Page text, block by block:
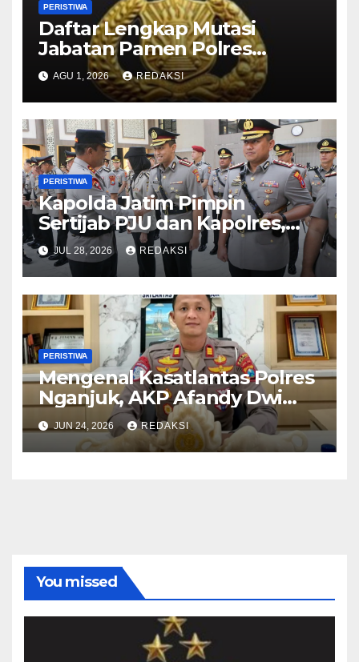
PERISTIWA
Daftar Lengkap Mutasi
Jabatan Pamen Polres
Jajaran Polda Jatim 2026
AGU 1, 2026 REDAKSI
PERISTIWA
Kapolda Jatim Pimpin
Sertijab PJU dan Kapolres,
Perkuat Regenerasi
Kepemimpinan dan
Pelayanan Presisi
JUL 28, 2026 REDAKSI
PERISTIWA
Mengenal Kasatlantas Polres
Nganjuk, AKP Afandy Dwi
Takdir
JUN 24, 2026 REDAKSI
You missed